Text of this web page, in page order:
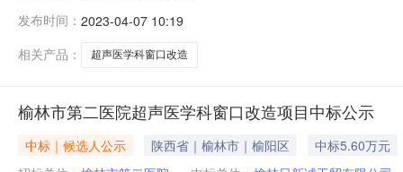
起公示1个工作日。三、监督部门本招标项目的监督部门
发布时间： 2023-04-07 10:19
相关产品：
超声医学科窗口改造
榆林市第二医院超声医学科窗口改造项目中标公示
中标｜候选人公示 陕西省｜榆林市｜榆阳区
中标5.60万元